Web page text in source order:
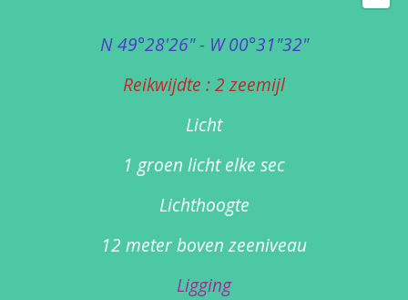
N 49°28'26" - W 00°31"32"
Reikwijdte : 2 zeemijl
Licht
1 groen licht elke sec
Lichthoogte
12 meter boven zeeniveau
Ligging